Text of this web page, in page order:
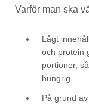
Varför man ska
Lågt
och protein
portioner,
hungrig.
På grund